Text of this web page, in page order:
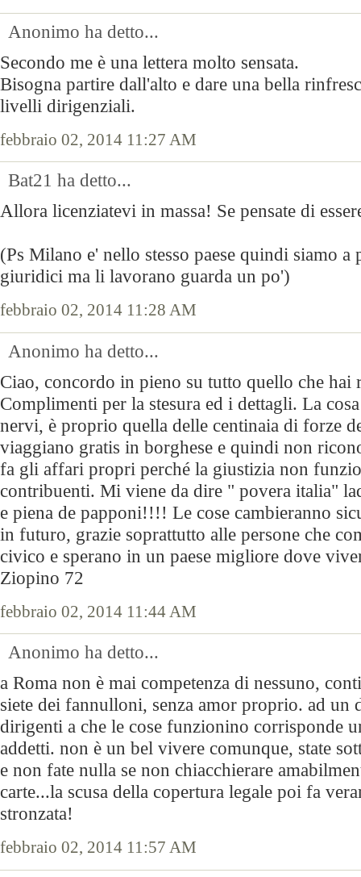
Anonimo ha detto...
Secondo me è una lettera molto sensata.
Bisogna partire dall'alto e dare una bella
livelli dirigenziali.
febbraio 02, 2014 11:27 AM
Bat21 ha detto...
Allora licenziatevi in massa! Se pensate di
(Ps Milano e' nello stesso paese quindi siamo a
giuridici ma li lavorano guarda un po')
febbraio 02, 2014 11:28 AM
Anonimo ha detto...
Ciao, concordo in pieno su tutto quello che hai
Complimenti per la stesura ed i dettagli. La
nervi, è proprio quella delle centinaia di forze
viaggiano gratis in borghese e quindi non
fa gli affari propri perché la giustizia non
contribuenti. Mi viene da dire " povera italia"
e piena de papponi!!!! Le cose cambieranno
in futuro, grazie soprattutto alle persone che
civico e sperano in un paese migliore dove
Ziopino 72
febbraio 02, 2014 11:44 AM
Anonimo ha detto...
a Roma non è mai competenza di nessuno,
siete dei fannulloni, senza amor proprio. ad un
dirigenti a che le cose funzionino corrisponde
addetti. non è un bel vivere comunque, state
e non fate nulla se non chiacchierare
carte...la scusa della copertura legale poi fa
stronzata!
febbraio 02, 2014 11:57 AM